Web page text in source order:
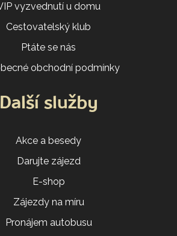
vyzvednutí u domu
Cestovatelský klub
Ptáte se nás
obchodní podmínky
Další služby
Akce a besedy
Darujte zájezd
E-shop
Zájezdy na míru
Pronájem autobusu